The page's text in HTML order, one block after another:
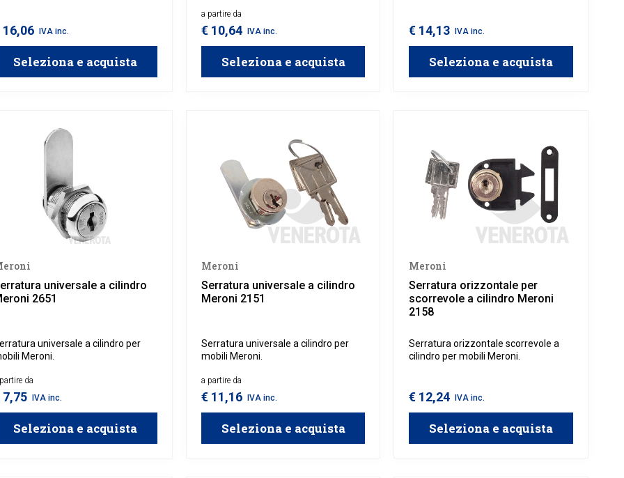
16,06 IVA inc.
Seleziona e acquista
a partire da
€ 10,64 IVA inc.
Seleziona e acquista
€ 14,13 IVA inc.
Seleziona e acquista
universale a cilindro
2651
universale a cilindro per
Meroni.
da
7,75 IVA inc.
Seleziona e acquista
Meroni
Serratura universale a cilindro
Meroni 2151
Serratura universale a cilindro per
mobili Meroni.
a partire da
€ 11,16 IVA inc.
Seleziona e acquista
Meroni
Serratura orizzontale per
scorrevole a cilindro Meroni
2158
Serratura orizzontale scorrevole a
cilindro per mobili Meroni.
€ 12,24 IVA inc.
Seleziona e acquista